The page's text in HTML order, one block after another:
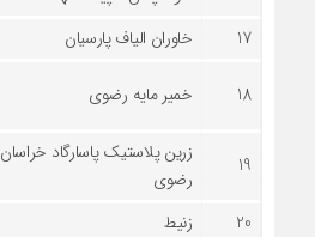
17
خاوران الیاف پارسیان
18 خمیر مایه رضوی
19
زرین پلاستیک پاسارگاد خراسان
رضوی
20 زنیط